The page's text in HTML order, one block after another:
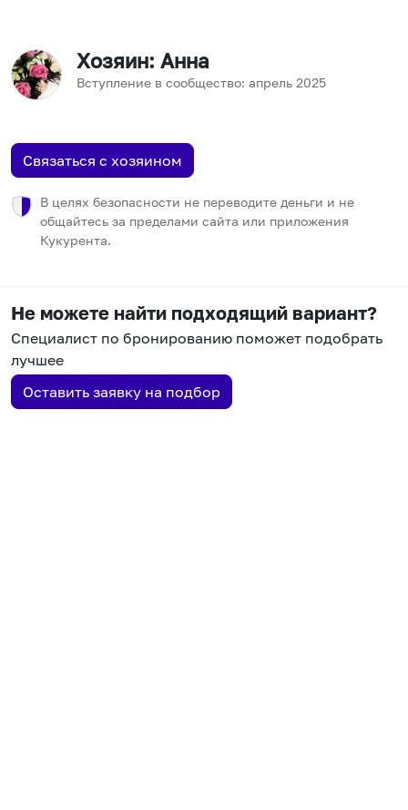
Хозяин: Анна
Вступление в сообщество: апрель 2025
Связаться с хозяином
В целях безопасности не переводите деньги и не
общайтесь за пределами сайта или приложения
Кукурента.
Не можете найти подходящий вариант?
Специалист по бронированию поможет подобрать
лучшее
Оставить заявку на подбор